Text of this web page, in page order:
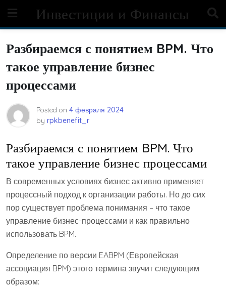
content
Инвестиции и Финансы
Разбираемся с понятием BPM. Что
такое управление бизнес
процессами
Posted on 4 февраля 2024
by rpkbenefit_r
Разбираемся с понятием BPM. Что
такое управление бизнес процессами
В современных условиях бизнес активно применяет
процессный подход к организации работы. Но до сих
пор существует проблема понимания – что такое
управление бизнес-процессами и как правильно
использовать BPM.
Определение по версии EABPM (Европейская
ассоциация BPM) этого термина звучит следующим
образом: